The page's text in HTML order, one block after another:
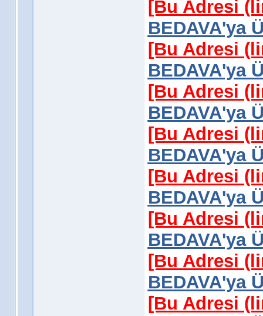
[Bu Adresi
BEDAVA'ya
[Bu Adresi
BEDAVA'ya
[Bu Adresi
BEDAVA'ya
[Bu Adresi
BEDAVA'ya
[Bu Adresi
BEDAVA'ya
[Bu Adresi
BEDAVA'ya
[Bu Adresi
BEDAVA'ya
[Bu Adresi